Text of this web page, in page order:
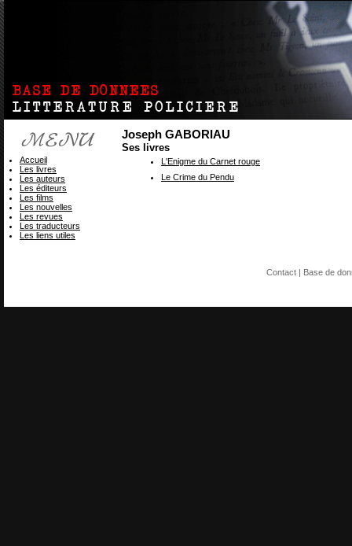
Joseph GABORIAU
Ses livres
L'Enigme du Carnet rouge
Le Crime du Pendu
Accueil
Les livres
Les auteurs
Les éditeurs
Les films
Les nouvelles
Les revues
Les traducteurs
Les liens utiles
Contact| Base de